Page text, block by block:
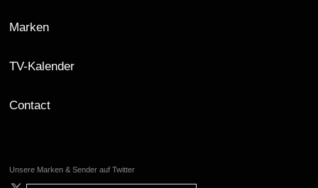
Marken
TV-Kalender
Contact
Unsere Marken & Sender auf Twitter